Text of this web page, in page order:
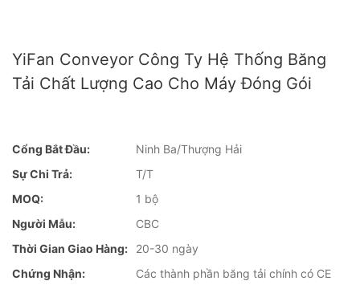
YiFan Conveyor Công Ty Hệ Thống Băng
Tải Chất Lượng Cao Cho Máy Đóng Gói
Cổng Bắt Đầu:
Ninh Ba/Thượng Hải
Sự Chi Trả:
T/T
MOQ:
1 bộ
Người Mẫu:
CBC
Thời Gian Giao Hàng:
20-30 ngày
Chứng Nhận:
Các thành phần băng tải chính có CE